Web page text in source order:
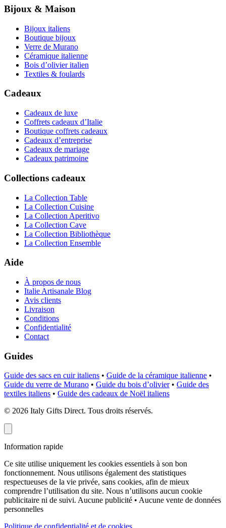
Bijoux & Maison
Bijoux italiens
Boutique bijoux
Verre de Murano
Céramique italienne
Bois d’olivier italien
Textiles & foulards
Cadeaux
Cadeaux de luxe
Coffrets cadeaux d’Italie
Boutique coffrets cadeaux
Cadeaux d’entreprise
Cadeaux de mariage
Cadeaux patrimoine
Collections cadeaux
La Collection Table
La Collection Cuisine
La Collection Aperitivo
La Collection Cave
La Collection Bibliothèque
La Collection Ensemble
Aide
À propos de nous
Italie Artisanale Blog
Avis clients
Livraison
Conditions
Confidentialité
Contact
Guides
Guide des sacs en cuir italiens • Guide de la céramique italienne •
Guide du verre de Murano • Guide du bois d’olivier • Guide des
textiles italiens • Guide des cadeaux de Noël italiens
© 2026 Italy Gifts Direct. Tous droits réservés.
Information rapide
Ce site utilise uniquement les cookies essentiels à son bon
fonctionnement. Nous utilisons également des statistiques
respectueuses de la vie privée, sans cookies, afin de mieux
comprendre l’utilisation du site. Nous n’utilisons aucun cookie
publicitaire ni de suivi. Aucune publicité • Aucune vente de données
personnelles